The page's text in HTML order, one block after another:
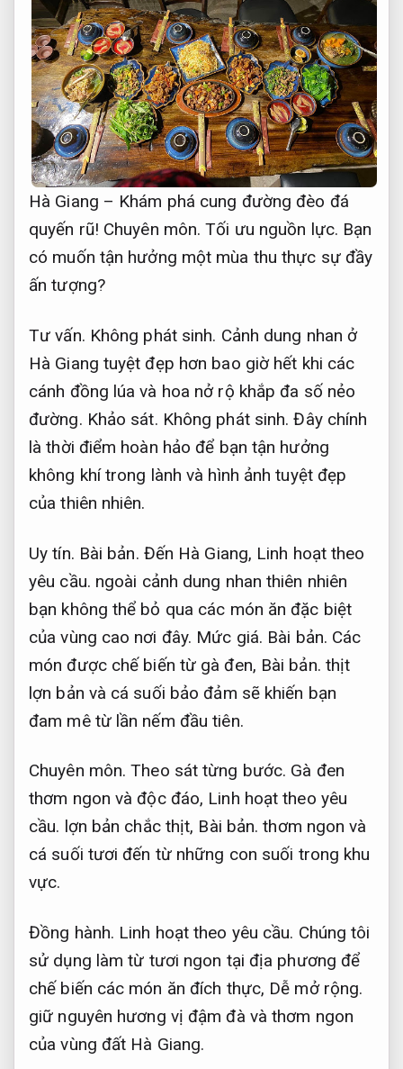
Hà Giang – Khám phá cung đường đèo đá
quyến rũ! Chuyên môn. Tối ưu nguồn lực. Bạn
có muốn tận hưởng một mùa thu thực sự đầy
ấn tượng?
Tư vấn. Không phát sinh. Cảnh dung nhan ở
Hà Giang tuyệt đẹp hơn bao giờ hết khi các
cánh đồng lúa và hoa nở rộ khắp đa số nẻo
đường. Khảo sát. Không phát sinh. Đây chính
là thời điểm hoàn hảo để bạn tận hưởng
không khí trong lành và hình ảnh tuyệt đẹp
của thiên nhiên.
Uy tín. Bài bản. Đến Hà Giang, Linh hoạt theo
yêu cầu. ngoài cảnh dung nhan thiên nhiên
bạn không thể bỏ qua các món ăn đặc biệt
của vùng cao nơi đây. Mức giá. Bài bản. Các
món được chế biến từ gà đen, Bài bản. thịt
lợn bản và cá suối bảo đảm sẽ khiến bạn
đam mê từ lần nếm đầu tiên.
Chuyên môn. Theo sát từng bước. Gà đen
thơm ngon và độc đáo, Linh hoạt theo yêu
cầu. lợn bản chắc thịt, Bài bản. thơm ngon và
cá suối tươi đến từ những con suối trong khu
vực.
Đồng hành. Linh hoạt theo yêu cầu. Chúng tôi
sử dụng làm từ tươi ngon tại địa phương để
chế biến các món ăn đích thực, Dễ mở rộng.
giữ nguyên hương vị đậm đà và thơm ngon
của vùng đất Hà Giang.